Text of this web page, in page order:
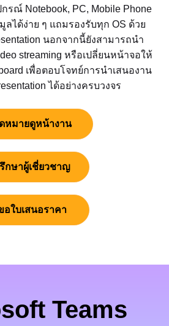
รณ์ Notebook, PC, Mobile Phone
ได้ง่าย ๆ แถมรองรับทุก OS ด้วย
นอกจากนี้ยังสามารถนำ
streaming หรือเปลี่ยนหน้าจอให้
เพื่อตอบโจทย์การนำเสนองาน
ได้อย่างครบวงจร
หมายดูหน้างาน
กษาผู้เชี่ยวชาญ
อใบเสนอราคา
Teams